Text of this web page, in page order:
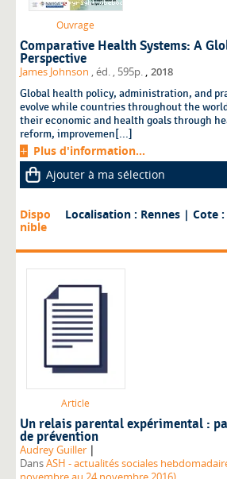
Ouvrage
Comparative Health Systems: A
Perspective
James Johnson , éd. , 595p. , 2018
Global health policy, administration, and
evolve while countries throughout the
their economic and health goals through
reform, improvemen[...]
Plus d'information...
Ajouter à ma sélection
Dispo
nible
Localisation : Rennes | Cote :
Article
Un relais parental expérimental :
de prévention
Audrey Guiller |
DansASH - actualités sociales